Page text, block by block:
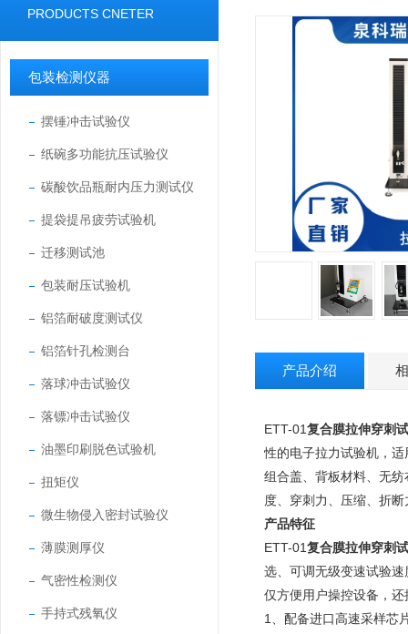
PRODUCTS CNETER
包装检测仪器
摆锤冲击试验仪
纸碗多功能抗压试验仪
碳酸饮品瓶耐内压力测试仪
提袋提吊疲劳试验机
迁移测试池
包装耐压试验机
铝箔耐破度测试仪
铝箔针孔检测台
落球冲击试验仪
落镖冲击试验仪
油墨印刷脱色试验机
扭矩仪
微生物侵入密封试验仪
薄膜测厚仪
气密性检测仪
手持式残氧仪
产品介绍
ETT-01复合膜拉伸穿刺
性的电子拉力试验机，
组合盖、背板材料、无
度、穿刺力、压缩、折
产品特征
ETT-01复合膜拉伸穿刺
选、可调无级变速试验
仅方便用户操控设备，
1、配备进口高速采样芯